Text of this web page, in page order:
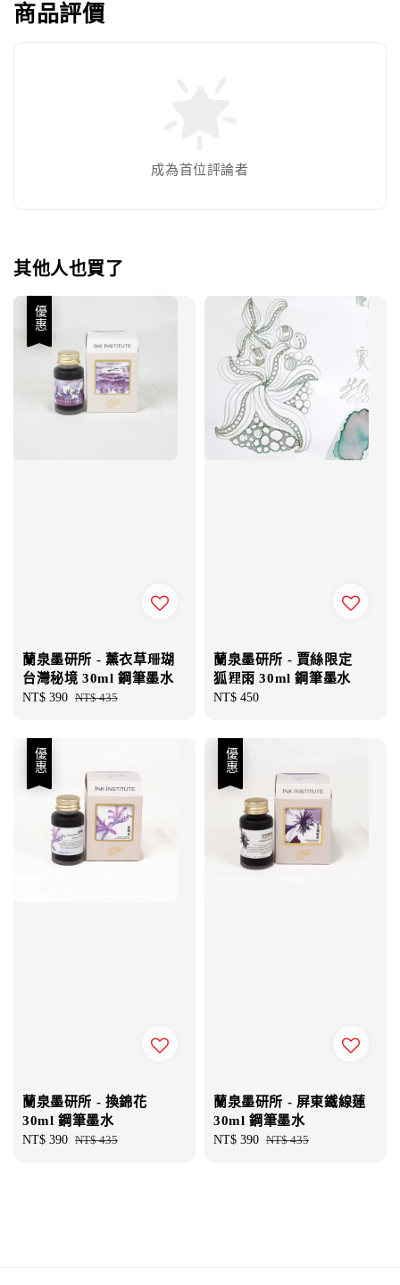
商品評價
成為首位評論者
其他人也買了
優惠
蘭泉墨研所 - 薰衣草珊瑚
台灣秘境 30ml 鋼筆墨水
Sale
NT$ 390 Regular
NT$ 435
蘭泉墨研所 - 賈絲限定
狐狸雨 30ml 鋼筆墨水
Regular
NT$ 450
優惠
蘭泉墨研所 - 換錦花
30ml 鋼筆墨水
Sale
NT$ 390 Regular
NT$ 435
優惠
蘭泉墨研所 - 屏東鐵線蓮
30ml 鋼筆墨水
Sale
NT$ 390 Regular
NT$ 435